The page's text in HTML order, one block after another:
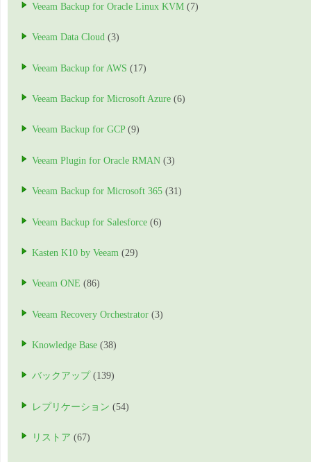
Veeam Backup for Oracle Linux KVM (7)
Veeam Data Cloud (3)
Veeam Backup for AWS (17)
Veeam Backup for Microsoft Azure (6)
Veeam Backup for GCP(9)
Veeam Plugin for Oracle RMAN (3)
Veeam Backup for Microsoft 365 (31)
Veeam Backup for Salesforce (6)
Kasten K10 by Veeam (29)
Veeam ONE (86)
Veeam Recovery Orchestrator (3)
Knowledge Base (38)
バックアップ (139)
レプリケーション (54)
リストア (67)